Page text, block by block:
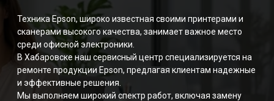
Техника Epson, широко известная своими принтерами и
сканерами высокого качества, занимает важное место
среди офисной электроники.
В Хабаровске наш сервисный центр специализируется на
ремонте продукции Epson, предлагая клиентам надежные
и эффективные решения.
Мы выполняем широкий спектр работ, включая замену